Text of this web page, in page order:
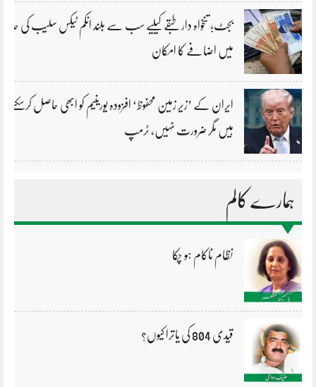
بجٹ؛ تنخواہ دار طبقے کیلیے سب سے بلند انکم ٹیکس سلیب کی حد
میں اضافے کا امکان
ایران کے ’زیر زمین محفوظ‘ افزودہ یورینیم کو ابھی حاصل کرسکتے
ہیں مگر ضرورت نہیں، ٹرمپ
ہمارے کالم
نظام ناکام ہو چکا
قیدی 804 کی یاترا کیوں؟